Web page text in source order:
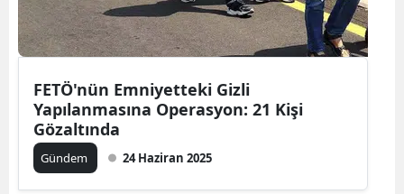
FETÖ'nün Emniyetteki Gizli
Yapılanmasına Operasyon: 21 Kişi
Gözaltında
Gündem 24 Haziran 2025